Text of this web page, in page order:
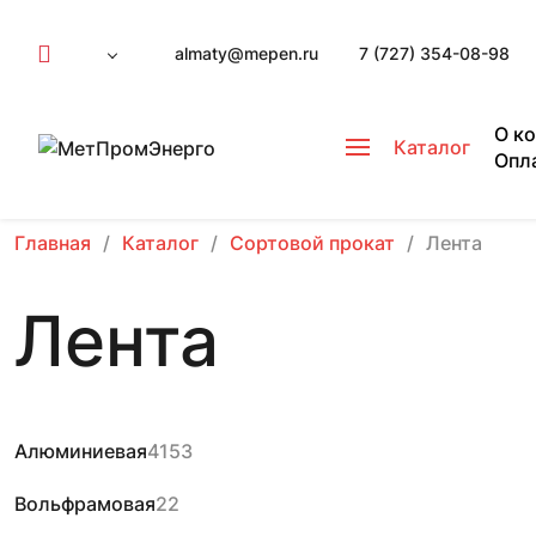
almaty@mepen.ru 7 (727) 354-08-98
Каталог
О
Главная Каталог Сортовой прокат Лента
Лента
Алюминиевая4153
Вольфрамовая22